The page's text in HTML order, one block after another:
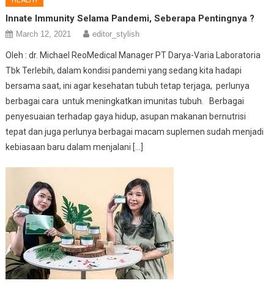
Innate Immunity Selama Pandemi, Seberapa Pentingnya ?
March 12, 2021 editor_stylish
Oleh : dr. Michael ReoMedical Manager PT Darya-Varia Laboratoria
Tbk Terlebih, dalam kondisi pandemi yang sedang kita hadapi
bersama saat, ini agar kesehatan tubuh tetap terjaga, perlunya
berbagai cara untuk meningkatkan imunitas tubuh. Berbagai
penyesuaian terhadap gaya hidup, asupan makanan bernutrisi
tepat dan juga perlunya berbagai macam suplemen sudah menjadi
kebiasaan baru dalam menjalani […]